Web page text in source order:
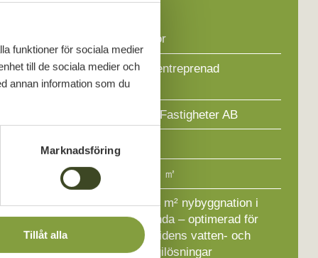
funktioner för sociala medier
till de sociala medier och
annan information som du
Marknadsföring
Tillåt alla
Kontor
Entreprenad­
form:
Totalentreprenad
DFG Fastigheter AB
Färdigställt:
5 000 ㎡
Beskrivning:
5 000 m² nybyggnation i
Nylanda – optimerad för
framtidens vatten- och
energilösningar